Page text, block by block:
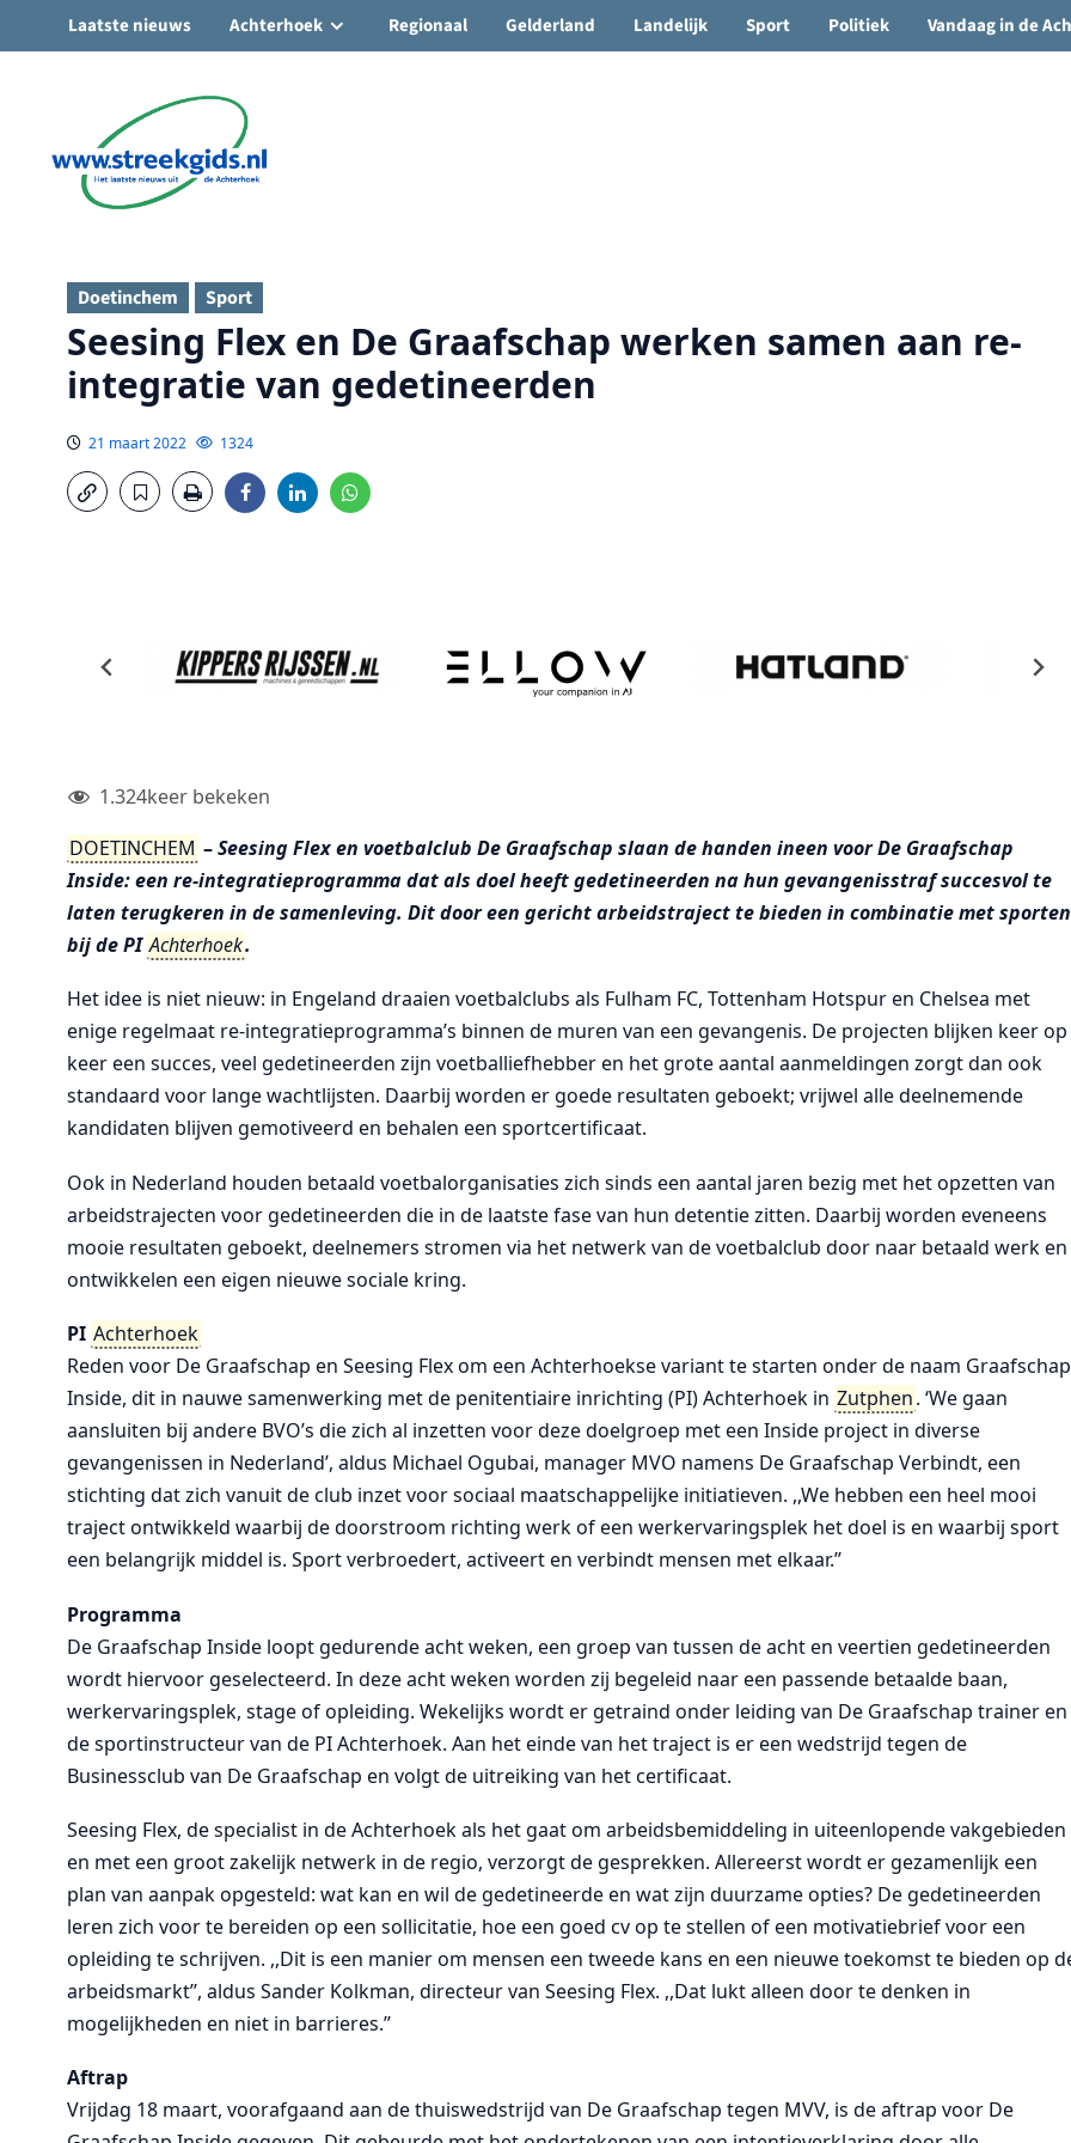
🌤️ Groenlo:20°C • Vandaag 12° / 22°
Ga
inhoud
Laatste nieuws Achterhoek Regionaal Gelderland Landelijk Sport Politiek Vandaag in de
Doetinchem Sport
Seesing Flex en De Graafschap werken samen aan re-
integratie van gedetineerden
21 maart 2022 1324
1.324keer bekeken
DOETINCHEM –Seesing Flex en voetbalclub De Graafschap slaan de handen ineen voor De Graafschap
Inside: een re-integratieprogramma dat als doel heeft gedetineerden na hun gevangenisstraf succesvol te
laten terugkeren in de samenleving. Dit door een gericht arbeidstraject te bieden in combinatie met sporten
bij de PI Achterhoek.
Het idee is niet nieuw: in Engeland draaien voetbalclubs als Fulham FC, Tottenham Hotspur en Chelsea met
enige regelmaat re-integratieprogramma’s binnen de muren van een gevangenis. De projecten blijken keer op
keer een succes, veel gedetineerden zijn voetballiefhebber en het grote aantal aanmeldingen zorgt dan ook
standaard voor lange wachtlijsten. Daarbij worden er goede resultaten geboekt; vrijwel alle deelnemende
kandidaten blijven gemotiveerd en behalen een sportcertificaat.
Ook in Nederland houden betaald voetbalorganisaties zich sinds een aantal jaren bezig met het opzetten van
arbeidstrajecten voor gedetineerden die in de laatste fase van hun detentie zitten. Daarbij worden eveneens
mooie resultaten geboekt, deelnemers stromen via het netwerk van de voetbalclub door naar betaald werk en
ontwikkelen een eigen nieuwe sociale kring.
PI Achterhoek
Reden voor De Graafschap en Seesing Flex om een Achterhoekse variant te starten onder de naam Graafschap
Inside, dit in nauwe samenwerking met de penitentiaire inrichting (PI) Achterhoek in Zutphen. ‘We gaan
aansluiten bij andere BVO’s die zich al inzetten voor deze doelgroep met een Inside project in diverse
gevangenissen in Nederland’, aldus Michael Ogubai, manager MVO namens De Graafschap Verbindt, een
stichting dat zich vanuit de club inzet voor sociaal maatschappelijke initiatieven. ,,We hebben een heel mooi
traject ontwikkeld waarbij de doorstroom richting werk of een werkervaringsplek het doel is en waarbij sport
een belangrijk middel is. Sport verbroedert, activeert en verbindt mensen met elkaar.’’
Programma
De Graafschap Inside loopt gedurende acht weken, een groep van tussen de acht en veertien gedetineerden
wordt hiervoor geselecteerd. In deze acht weken worden zij begeleid naar een passende betaalde baan,
werkervaringsplek, stage of opleiding. Wekelijks wordt er getraind onder leiding van De Graafschap trainer en
de sportinstructeur van de PI Achterhoek. Aan het einde van het traject is er een wedstrijd tegen de
Businessclub van De Graafschap en volgt de uitreiking van het certificaat.
Seesing Flex, de specialist in de Achterhoek als het gaat om arbeidsbemiddeling in uiteenlopende vakgebieden
en met een groot zakelijk netwerk in de regio, verzorgt de gesprekken. Allereerst wordt er gezamenlijk een
plan van aanpak opgesteld: wat kan en wil de gedetineerde en wat zijn duurzame opties? De gedetineerden
leren zich voor te bereiden op een sollicitatie, hoe een goed cv op te stellen of een motivatiebrief voor een
opleiding te schrijven. ,,Dit is een manier om mensen een tweede kans en een nieuwe toekomst te bieden op
arbeidsmarkt’’, aldus Sander Kolkman, directeur van Seesing Flex. ,,Dat lukt alleen door te denken in
mogelijkheden en niet in barrieres.’’
Aftrap
Vrijdag 18 maart, voorafgaand aan de thuiswedstrijd van De Graafschap tegen MVV, is de aftrap voor De